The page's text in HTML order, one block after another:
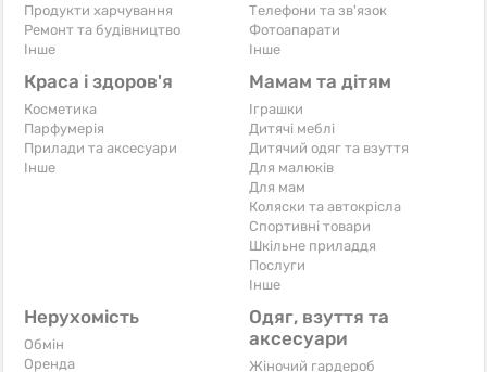
Продукти харчування
Ремонт та будівництво
Iнше
Телефони та зв'язок
Фотоапарати
Iнше
Краса і здоров'я
Косметика
Парфумерія
Прилади та аксесуари
Iнше
Мамам та дітям
Іграшки
Дитячі меблі
Дитячий одяг та взуття
Для малюків
Для мам
Коляски та автокрісла
Спортивні товари
Шкільне приладдя
Послуги
Iнше
Нерухомість
Обмін
Оренда
Одяг, взуття та
аксесуари
Жіночий гардероб